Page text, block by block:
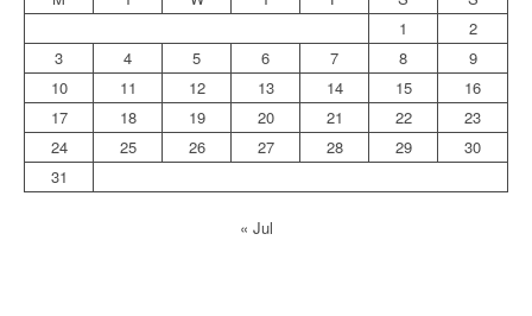
1
2
3
4 5 6 7 8
9
10
11 12 13 14 15
16
17
18 19 20 21 22
23
24
25 26 27 28 29
30
31
« Jul